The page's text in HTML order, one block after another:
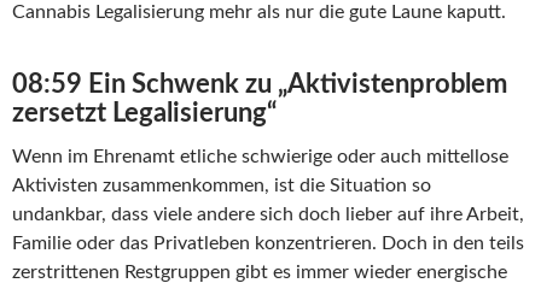
Cannabis Legalisierung mehr als nur die gute Laune kaputt.
08:59 Ein Schwenk zu „Aktivistenproblem
zersetzt Legalisierung“
Wenn im Ehrenamt etliche schwierige oder auch mittellose
Aktivisten zusammenkommen, ist die Situation so
undankbar, dass viele andere sich doch lieber auf ihre Arbeit,
Familie oder das Privatleben konzentrieren. Doch in den teils
zerstrittenen Restgruppen gibt es immer wieder energische